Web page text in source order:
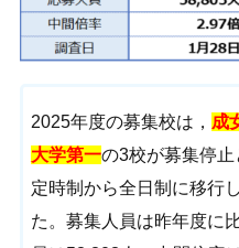
2025年度の募集校は， 成
大学第一の3校が募集停止
定時制から全日制に移行
た。募集人員は昨年度に